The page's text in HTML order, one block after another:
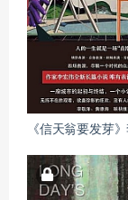
《信天翁要发芽